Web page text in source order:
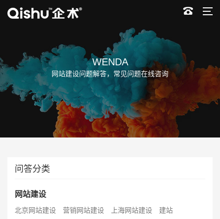
WENDA
网站建设问题解答，常见问题在线咨询
问答分类
网站建设
北京网站建设 营销网站建设 上海网站建设
建站